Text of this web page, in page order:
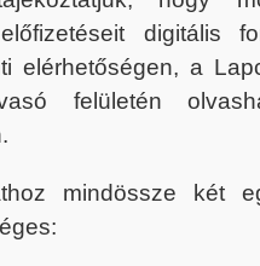
digitális
elérhetőségen, a
felületén
mindössze két